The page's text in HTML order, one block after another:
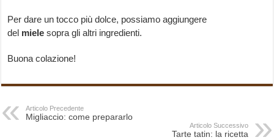
Per dare un tocco più dolce, possiamo aggiungere
del miele sopra gli altri ingredienti.
Buona colazione!
Articolo Precedente
Migliaccio: come prepararlo
Articolo Successivo
Tarte tatin: la ricetta